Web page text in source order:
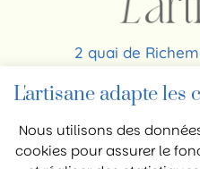
2 quai de
L'artisane adapte les
Nous utilisons des
cookies pour assurer le